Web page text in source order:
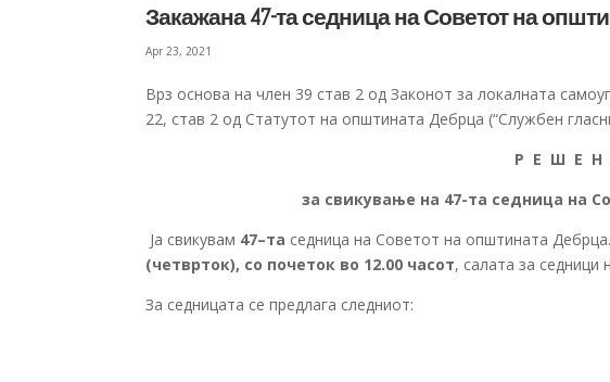
Закажана 47-та седница на Советот на
Apr 23, 2021
Врз основа на член 39 став 2 од Законот за локалната
22, став 2 од Статутот на општината Дебрца (“Службен
Р Е Ш Е Н
за свикување на 47-та седница на
Ја свикувам 47–та седница на Советот на општината
(четврток), со почеток во 12.00 часот, салата за
За седницата се предлага следниот: